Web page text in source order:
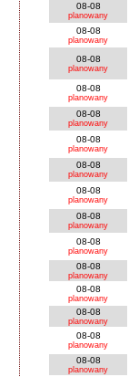
08-08
planowany
08-08
planowany
08-08
planowany
08-08
planowany
08-08
planowany
08-08
planowany
08-08
planowany
08-08
planowany
08-08
planowany
08-08
planowany
08-08
planowany
08-08
planowany
08-08
planowany
08-08
planowany
08-08
planowany